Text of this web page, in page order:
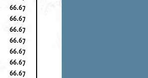
66.67
66.67
66.67
66.67
66.67
66.67
66.67